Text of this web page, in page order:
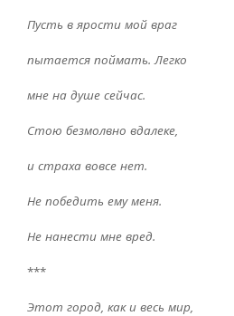
Пусть в ярости мой враг
пытается поймать. Легко
мне на душе сейчас.
Стою безмолвно вдалеке,
и страха вовсе нет.
Не победить ему меня.
Не нанести мне вред.
***
Этот город, как и весь мир,